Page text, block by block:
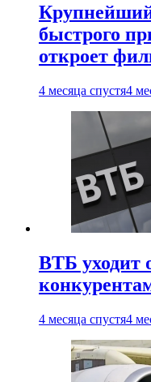
быстрого
откроет
4 месяца спустя4
ВТБ уходит
4 месяца спустя4